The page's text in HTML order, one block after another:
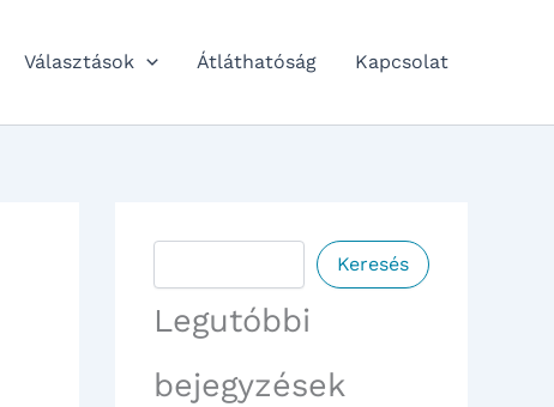
Választások Átláthatóság Kapcsolat
Keresés
Legutóbbi
bejegyzések